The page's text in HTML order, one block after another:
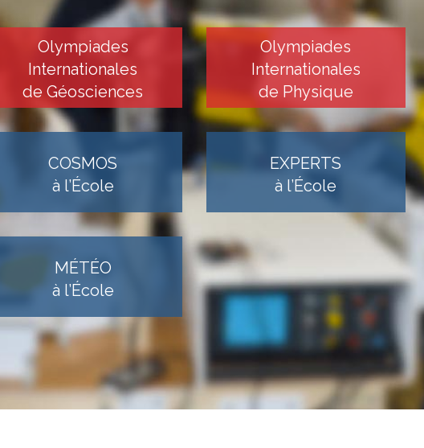
Olympiades
Internationales
de Géosciences
Olympiades
Internationales
de Physique
COSMOS
à l’École
EXPERTS
à l’École
MÉTÉO
à l’École